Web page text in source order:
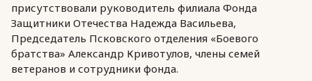
присутствовали руководитель филиала Фонда
Защитники Отечества Надежда Васильева,
Председатель Псковского отделения «Боевого
братства» Александр Кривотулов, члены семей
ветеранов и сотрудники фонда.